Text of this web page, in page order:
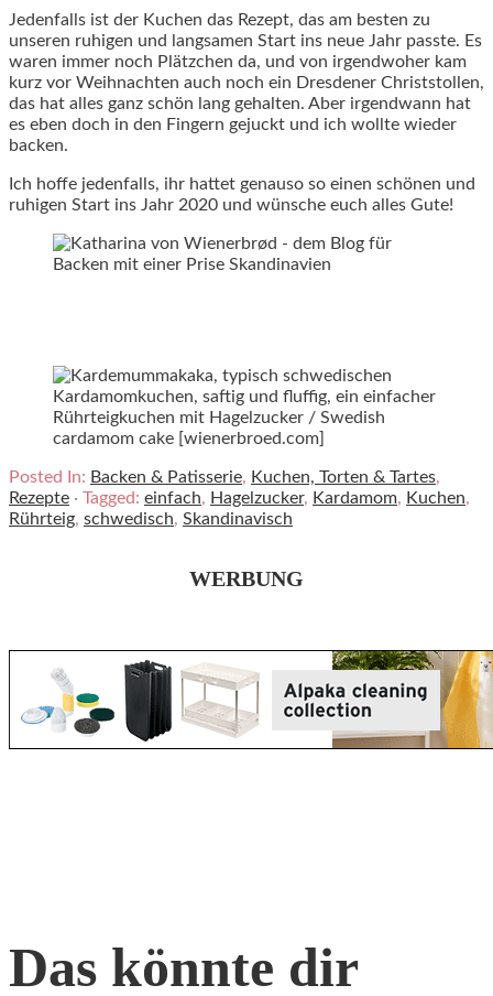
Jedenfalls ist der Kuchen das Rezept, das am besten zu
unseren ruhigen und langsamen Start ins neue Jahr passte. Es
waren immer noch Plätzchen da, und von irgendwoher kam
kurz vor Weihnachten auch noch ein Dresdener Christstollen,
das hat alles ganz schön lang gehalten. Aber irgendwann hat
es eben doch in den Fingern gejuckt und ich wollte wieder
backen.
Ich hoffe jedenfalls, ihr hattet genauso so einen schönen und
ruhigen Start ins Jahr 2020 und wünsche euch alles Gute!
Posted In: Backen & Patisserie, Kuchen, Torten & Tartes,
Rezepte · Tagged: einfach, Hagelzucker, Kardamom, Kuchen,
Rührteig, schwedisch, Skandinavisch
WERBUNG
Das könnte dir